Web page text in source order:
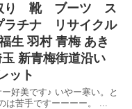
り 靴 ブーツ ス
チナ リサイクル
生 羽村 青梅 あき
玉 新青梅街道沿い
ット
好美です♪ いやー寒い。と
は苦手ですーーーー。 ...